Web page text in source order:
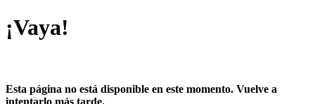
¡Vaya!
Esta página no está disponible en este momento. Vuelve a